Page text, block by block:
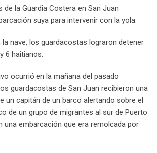
de la Guardia Costera en San Juan
suya para intervenir con la yola.
nave, los guardacostas lograron detener
6 haitianos.
ocurrió en la mañana del pasado
guardacostas de San Juan recibieron una
un capitán de un barco alertando sobre el
de un grupo de migrantes al sur de Puerto
una embarcación que era remolcada por